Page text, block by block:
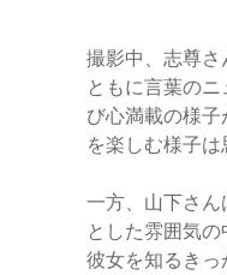
撮影中、志尊
ともに言葉の
び心満載の様
を楽しむ様子は
一方、山下さ
とした雰囲気
彼女を知るきっ